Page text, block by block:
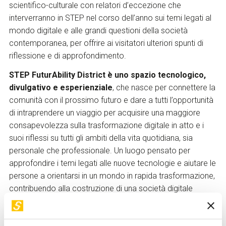
scientifico-culturale con relatori d’eccezione che
interverranno in STEP nel corso dell’anno sui temi legati al
mondo digitale e alle grandi questioni della società
contemporanea, per offrire ai visitatori ulteriori spunti di
riflessione e di approfondimento.
STEP FuturAbility District è uno spazio tecnologico,
divulgativo e esperienziale, che nasce per connettere la
comunità con il prossimo futuro e dare a tutti l’opportunità
di intraprendere un viaggio per acquisire una maggiore
consapevolezza sulla trasformazione digitale in atto e i
suoi riflessi su tutti gli ambiti della vita quotidiana, sia
personale che professionale. Un luogo pensato per
approfondire i temi legati alle nuove tecnologie e aiutare le
persone a orientarsi in un mondo in rapida trasformazione,
contribuendo alla costruzione di una società digitale
inclusiva dove chiunque, nessuno escluso, possa scoprire
gli strumenti e le competenze necessarie a costruire il